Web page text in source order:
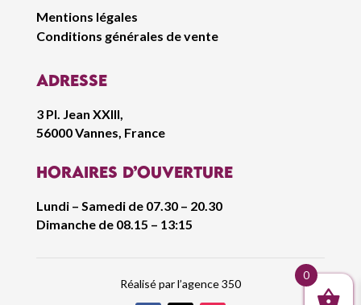
Mentions légales
Conditions générales de vente
Adresse
3 Pl. Jean XXIII,
56000 Vannes, France
Horaires d’ouverture
Lundi – Samedi de 07.30 – 20.30
Dimanche de 08.15 – 13:15
Réalisé par l’agence 350
0